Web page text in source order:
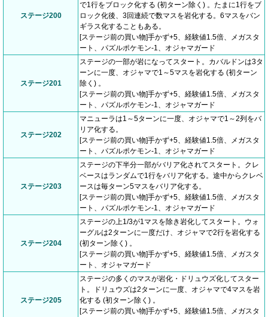
ステージ200
で1行をブロック化する (初ターン除く) 。たまに1行をブ
ロック化後、3回連続で数マスを岩化する。6マスをバン
ギラス化することもある。
[ステージ前の買い物]手かず+5、経験値1.5倍、メガスタ
ート、パズルポケモン-1、オジャマガード
ステージ201
ステージの一部が岩になってスタート。カバルドンは3タ
ーンに一度、オジャマで1～5マスを岩化する (初ターン
除く) 。
[ステージ前の買い物]手かず+5、経験値1.5倍、メガスタ
ート、パズルポケモン-1、オジャマガード
ステージ202
マニューラは1～5ターンに一度、オジャマで1～2列をバ
リア化する。
[ステージ前の買い物]手かず+5、経験値1.5倍、メガスタ
ート、パズルポケモン-1、オジャマガード
ステージ203
ステージの下半分一部がバリア化されてスタート。クレ
ベースはランダムで1行をバリア化する。途中からクレベ
ースは毎ターン5マスをバリア化する。
[ステージ前の買い物]手かず+5、経験値1.5倍、メガスタ
ート、パズルポケモン-1、オジャマガード
ステージ204
ステージの上1/3が1マスを除き岩化してスタート。ウォ
ーグルは2ターンに一度だけ、オジャマで2行を岩化する
(初ターン除く) 。
[ステージ前の買い物]手かず+5、経験値1.5倍、メガスタ
ート、オジャマガード
ステージ205
ステージの多くのマスが岩化・ドリュウズ化してスター
ト。ドリュウズは2ターンに一度、オジャマで4マスを岩
化する (初ターン除く) 。
[ステージ前の買い物]手かず+5、経験値1.5倍、メガスタ